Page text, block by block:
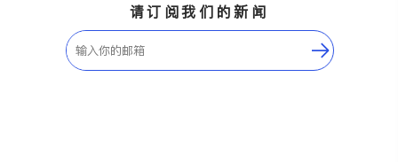
请订阅我们的新闻